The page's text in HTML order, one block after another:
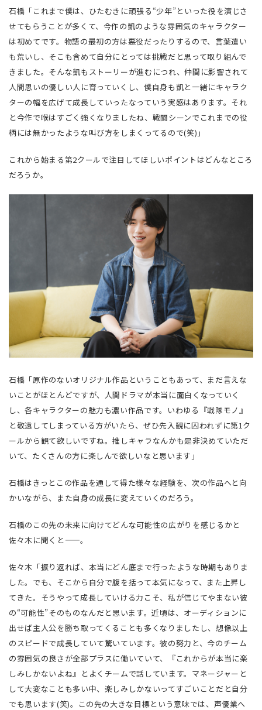
石橋「これまで僕は、ひたむきに頑張る“少年”といった役を演じさ
せてもらうことが多くて、今作の凱のような雰囲気のキャラクター
は初めてです。物語の最初の方は悪役だったりするので、言葉遣い
も荒いし、そこも含めて自分にとっては挑戦だと思って取り組んで
きました。そんな凱もストーリーが進むにつれ、仲間に影響されて
人間思いの優しい人に育っていくし、僕自身も凱と一緒にキャラク
ターの幅を広げて成長していったなっていう実感はあります。それ
と今作で喉はすごく強くなりましたね、戦闘シーンでこれまでの役
柄には無かったような叫び方をしまくってるので(笑)」
これから始まる第2クールで注目してほしいポイントはどんなところ
だろうか。
石橋「原作のないオリジナル作品ということもあって、まだ言えな
いことがほとんどですが、人間ドラマが本当に面白くなっていく
し、各キャラクターの魅力も濃い作品です。いわゆる『戦隊モノ』
と敬遠してしまっている方がいたら、ぜひ先入観に囚われずに第1ク
ールから観て欲しいですね。推しキャラなんかも是非決めていただ
いて、たくさんの方に楽しんで欲しいなと思います」
石橋はきっとこの作品を通して得た様々な経験を、次の作品へと向
かいながら、また自身の成長に変えていくのだろう。
石橋のこの先の未来に向けてどんな可能性の広がりを感じるかと
佐々木に聞くと——。
佐々木「振り返れば、本当にどん底まで行ったような時期もありま
した。でも、そこから自分で腹を括って本気になって、また上昇し
てきた。そうやって成長していける力こそ、私が信じてやまない彼
の“可能性”そのものなんだと思います。近頃は、オーディションに
出せば主人公を勝ち取ってくることも多くなりましたし、想像以上
のスピードで成長していて驚いています。彼の努力と、今のチーム
の雰囲気の良さが全部プラスに働いていて、『これからが本当に楽
しみしかないよね』とよくチームで話しています。マネージャーと
して大変なことも多い中、楽しみしかないってすごいことだと自分
でも思います(笑)。この先の大きな目標という意味では、声優業へ